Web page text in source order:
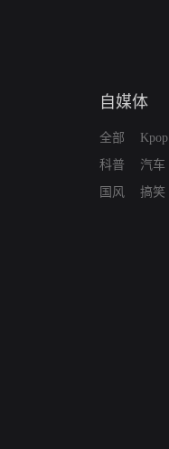
自媒体
全部
科普
国风
Kpop
汽车
搞笑